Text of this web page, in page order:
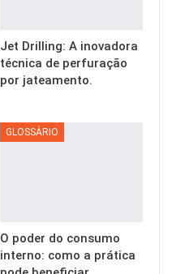
Jet Drilling: A inovadora
técnica de perfuração
por jateamento.
GLOSSÁRIO
O poder do consumo
interno: como a prática